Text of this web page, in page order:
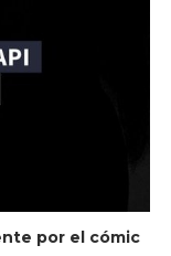
por el cómic